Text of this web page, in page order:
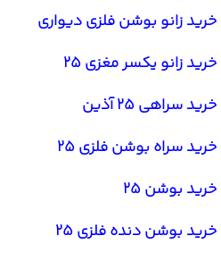
خرید زانو بوشن فلزی دیواری
خرید زانو یکسر مغزی 25
خرید سراهی 25 آذین
خرید سراه بوشن فلزی 25
خرید بوشن 25
خرید بوشن دنده فلزی 25